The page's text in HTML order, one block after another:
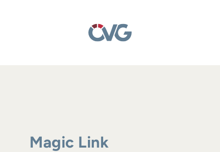
Magic Link